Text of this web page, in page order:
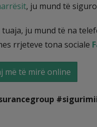
, ju mund të
ju mund të na
rrjeteve tona sociale
më të mirë online